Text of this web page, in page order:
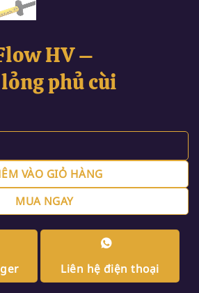
HV –
phủ cùi
lỏng phủ cùi số lượng
VÀO GIỎ HÀNG
MUA NGAY
Liên hệ điện thoại